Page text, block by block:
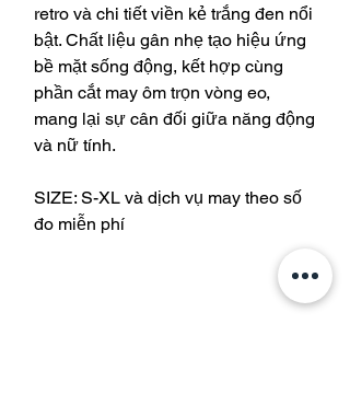
retro và chi tiết viền kẻ trắng đen nổi
bật. Chất liệu gân nhẹ tạo hiệu ứng
bề mặt sống động, kết hợp cùng
phần cắt may ôm trọn vòng eo,
mang lại sự cân đối giữa năng động
và nữ tính.
SIZE: S-XL và dịch vụ may theo số
đo miễn phí